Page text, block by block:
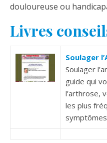
douloureuse ou
Livres
Soulager
Soulager
guide qui
l’arthrose,
les plus
symptômes